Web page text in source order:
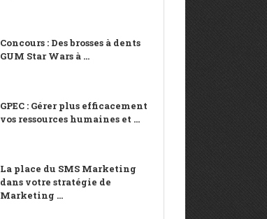
Concours : Des brosses à dents
GUM Star Wars à ...
GPEC : Gérer plus efficacement
vos ressources humaines et ...
La place du SMS Marketing
dans votre stratégie de
Marketing ...